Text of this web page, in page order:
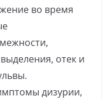
во время
отек и
дизурии,